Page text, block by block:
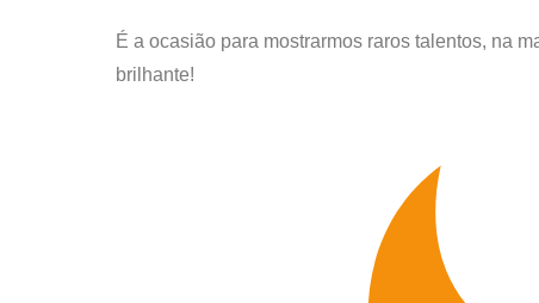
É a ocasião para mostrarmos raros talentos, na
brilhante!